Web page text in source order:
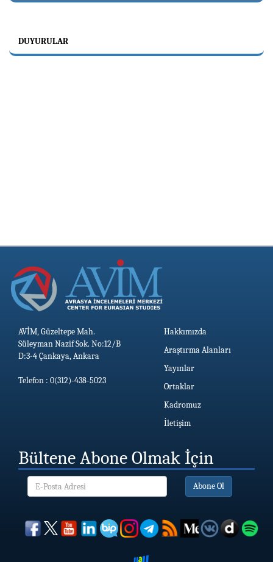
DUYURULAR
AVİM, Güzeltepe Mah.
Süleyman Nazif Sok. No:12/B
D:3-4 Çankaya, Ankara
Telefon : 0(312)-438-5023
Hakkımızda
Araştırma Alanları
Yayınlar
Ortaklar
Kadromuz
İletişim
Bültene Abone Olmak İçin
Abone Ol